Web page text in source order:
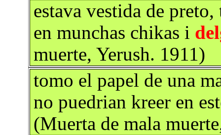
estava vestida de
en munchas chikas i
muerte, Yerush. 1911)
tomo el papel de una
no puedrian kreer en
(Muerta de mala